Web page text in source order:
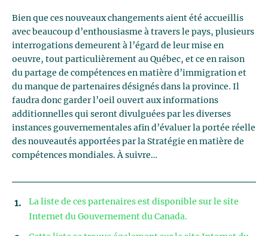
Bien que ces nouveaux changements aient été accueillis
avec beaucoup d’enthousiasme à travers le pays, plusieurs
interrogations demeurent à l’égard de leur mise en
oeuvre, tout particulièrement au Québec, et ce en raison
du partage de compétences en matière d’immigration et
du manque de partenaires désignés dans la province. Il
faudra donc garder l’oeil ouvert aux informations
additionnelles qui seront divulguées par les diverses
instances gouvernementales afin d’évaluer la portée réelle
des nouveautés apportées par la Stratégie en matière de
compétences mondiales. À suivre…
La liste de ces partenaires est disponible sur le site
Internet du Gouvernement du Canada.